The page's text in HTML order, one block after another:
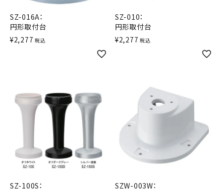
散光式警光灯
オプション
ガイドライン
パトライトカタログ
SZ-016A：
円形取付台
¥2,277 税込
SZ-010：
円形取付台
¥2,277 税込
SZ-100S：
SZW-003W：